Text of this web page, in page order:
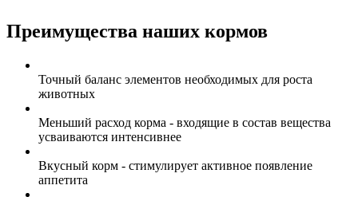
Преимущества наших кормов
Точный баланс элементов необходимых для роста
животных
Меньший расход корма - входящие в состав вещества
усваиваются интенсивнее
Вкусный корм - стимулирует активное появление
аппетита